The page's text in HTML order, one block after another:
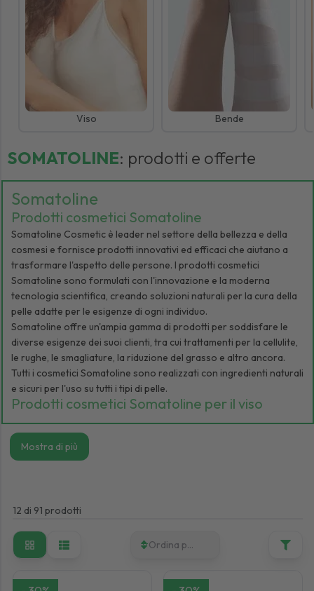
Viso Bende
SOMATOLINE: prodotti e offerte
Somatoline
Prodotti cosmetici Somatoline
Somatoline Cosmetic è leader nel settore della bellezza e della
cosmesi e fornisce prodotti innovativi ed efficaci che aiutano a
trasformare l'aspetto delle persone. I prodotti cosmetici
Somatoline sono formulati con l'innovazione e la moderna
tecnologia scientifica, creando soluzioni naturali per la cura della
pelle adatte per le esigenze di ogni individuo.
Somatoline offre un'ampia gamma di prodotti per soddisfare le
diverse esigenze dei suoi clienti, tra cui trattamenti per la cellulite,
le rughe, le smagliature, la riduzione del grasso e altro ancora.
Tutti i cosmetici Somatoline sono realizzati con ingredienti naturali
e sicuri per l'uso su tutti i tipi di pelle.
Prodotti cosmetici Somatoline per il viso
Somatoline Cosmetic offre un'ampia gamma di prodotti per
migliorare l'aspetto e la salute della pelle. Dalle creme, gel, sieri e
filler per il viso ai trattamenti antirughe, Somatoline ha tutto ciò
pelle più sana, tonica e luminosa. La linea Somatoline per il viso
aiuta a ridurre le rughe, a minimizzare i pori dilatati, a bilanciare la
produzione di sebo, a uniformare il colorito della carnagione e a
ripristinare l'elasticità.
Prodotti cosmetici Somatoline per il corpo
Mostra di più
12 di 91 prodotti
Ordina per